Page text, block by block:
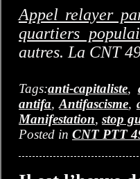
Appel relayer
quartiers
autres. La CNT
Tags:anti-capitaliste,
antifa,Antifascisme,
Manifestation, stop
Posted in CNT PTT